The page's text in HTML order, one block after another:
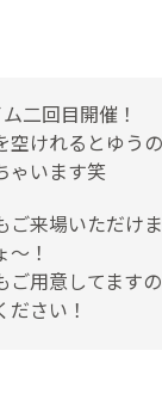
二回目開催！
空けれるとゆう
ゃいます笑
ご来場いただけ
！
ご用意してますの
さい！